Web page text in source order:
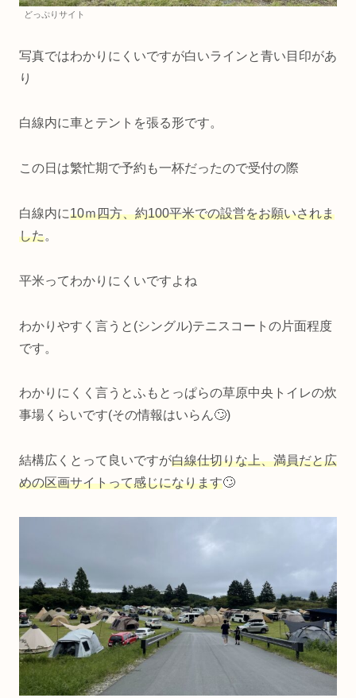
どっぷりサイト
写真ではわかりにくいですが白いラインと青い目印があ
り
白線内に車とテントを張る形です。
この日は繁忙期で予約も一杯だったので受付の際
白線内に10ｍ四方、約100平米での設営をお願いされま
した。
平米ってわかりにくいですよね
わかりやすく言うと(シングル)テニスコートの片面程度
です。
わかりにくく言うとふもとっぱらの草原中央トイレの炊
事場くらいです(その情報はいらん🙄)
結構広くとって良いですが白線仕切りな上、満員だと広
めの区画サイトって感じになります🙄